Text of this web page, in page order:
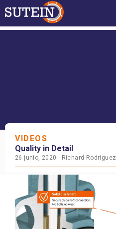
VIDEOS
Quality in Detail
26 junio, 2020 Richard Rodriguez